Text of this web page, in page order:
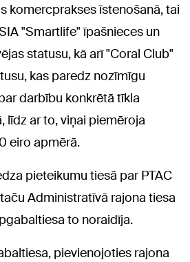
komercprakses īstenošanā, tai
"Smartlife" īpašnieces un
statusu, kā arī "Coral Club"
kas paredz nozīmīgu
darbību konkrētā tīkla
līdz ar to, viņai piemēroja
eiro apmērā.
pieteikumu tiesā par PTAC
Administratīvā rajona tiesa
to noraidīja.
pievienojoties rajona